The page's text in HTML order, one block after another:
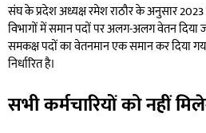
संघ के प्रदेश अध्यक्ष रमेश राठौर के अनुसार
विभागों में समान पदों पर अलग-अलग वेतन दिया
समकक्ष पदों का वेतनमान एक समान कर दिया
निर्धारित है।
सभी कर्मचारियों को नहीं